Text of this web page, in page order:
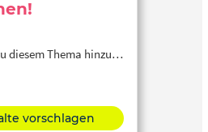
diesem Thema hinzu…
vorschlagen